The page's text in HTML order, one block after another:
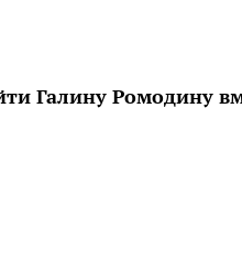
Галину Ромодину